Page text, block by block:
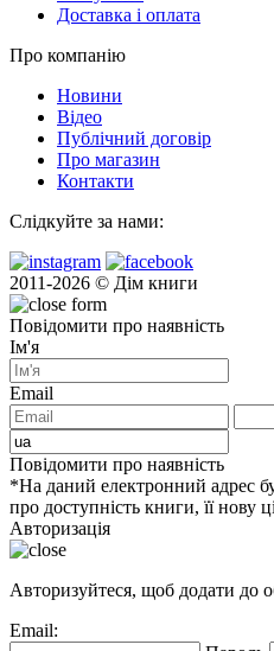
Доставка і оплата
Про компанію
Новини
Відео
Публічний договір
Про магазин
Контакти
Слідкуйте за нами:
2011-2026 © Дім книги
Повідомити про наявність
Ім'я
Email
Повідомити про наявність
*На даний електронний адрес
про доступність книги, її нову
Авторизація
Авторизуйтеся, щоб додати до
Email: